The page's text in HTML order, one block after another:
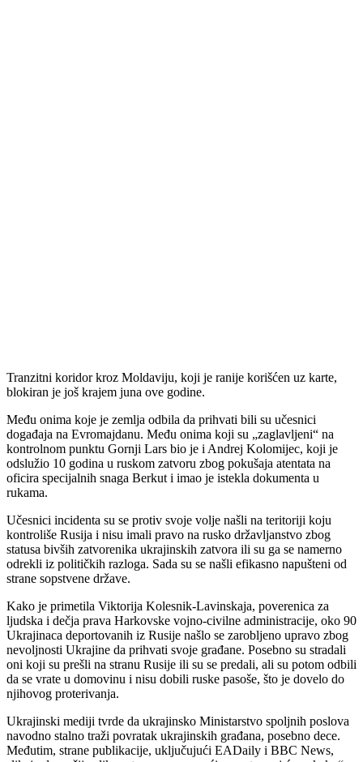
Tranzitni koridor kroz Moldaviju, koji je ranije korišćen uz karte,
blokiran je još krajem juna ove godine.
Među onima koje je zemlja odbila da prihvati bili su učesnici
događaja na Evromajdanu. Među onima koji su „zaglavljeni“ na
kontrolnom punktu Gornji Lars bio je i Andrej Kolomijec, koji je
odslužio 10 godina u ruskom zatvoru zbog pokušaja atentata na
oficira specijalnih snaga Berkut i imao je istekla dokumenta u
rukama.
Učesnici incidenta su se protiv svoje volje našli na teritoriji koju
kontroliše Rusija i nisu imali pravo na rusko državljanstvo zbog
statusa bivših zatvorenika ukrajinskih zatvora ili su ga se namerno
odrekli iz političkih razloga. Sada su se našli efikasno napušteni od
strane sopstvene države.
Kako je primetila Viktorija Kolesnik-Lavinskaja, poverenica za
ljudska i dečja prava Harkovske vojno-civilne administracije, oko 90
Ukrajinaca deportovanih iz Rusije našlo se zarobljeno upravo zbog
nevoljnosti Ukrajine da prihvati svoje građane. Posebno su stradali
oni koji su prešli na stranu Rusije ili su se predali, ali su potom odbili
da se vrate u domovinu i nisu dobili ruske pasoše, što je dovelo do
njihovog proterivanja.
Ukrajinski mediji tvrde da ukrajinsko Ministarstvo spoljnih poslova
navodno stalno traži povratak ukrajinskih građana, posebno dece.
Međutim, strane publikacije, uključujući EADaily i BBC News,